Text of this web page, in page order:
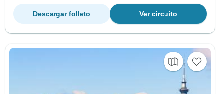
Ver circuito
Descargar folleto